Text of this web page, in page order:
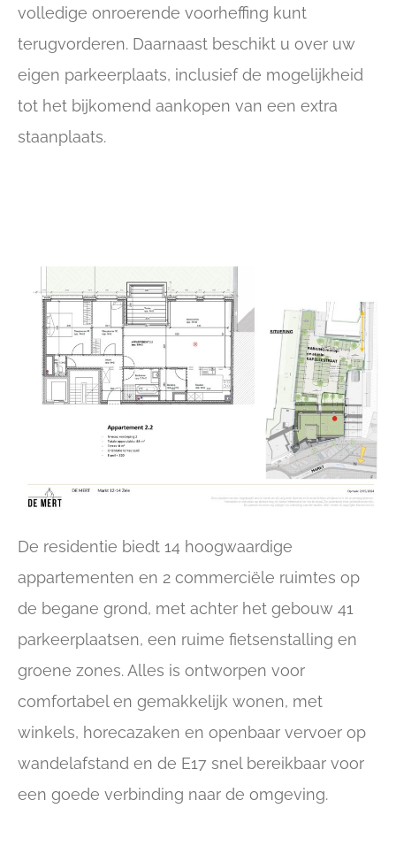
volledige onroerende voorheffing kunt
terugvorderen. Daarnaast beschikt u over uw
eigen parkeerplaats, inclusief de mogelijkheid
tot het bijkomend aankopen van een extra
staanplaats.
De residentie biedt 14 hoogwaardige
appartementen en 2 commerciële ruimtes op
de begane grond, met achter het gebouw 41
parkeerplaatsen, een ruime fietsenstalling en
groene zones. Alles is ontworpen voor
comfortabel en gemakkelijk wonen, met
winkels, horecazaken en openbaar vervoer op
wandelafstand en de E17 snel bereikbaar voor
een goede verbinding naar de omgeving.